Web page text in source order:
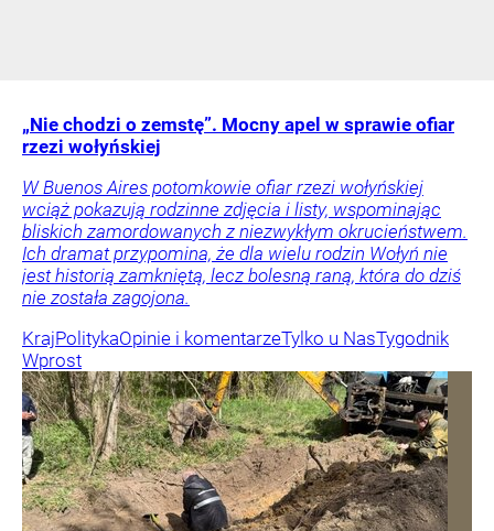
„Nie chodzi o zemstę”. Mocny apel w sprawie ofiar
rzezi wołyńskiej
W Buenos Aires potomkowie ofiar rzezi wołyńskiej
wciąż pokazują rodzinne zdjęcia i listy, wspominając
bliskich zamordowanych z niezwykłym okrucieństwem.
Ich dramat przypomina, że dla wielu rodzin Wołyń nie
jest historią zamkniętą, lecz bolesną raną, która do dziś
nie została zagojona.
KrajPolitykaOpinie i komentarzeTylko u NasTygodnik
Wprost